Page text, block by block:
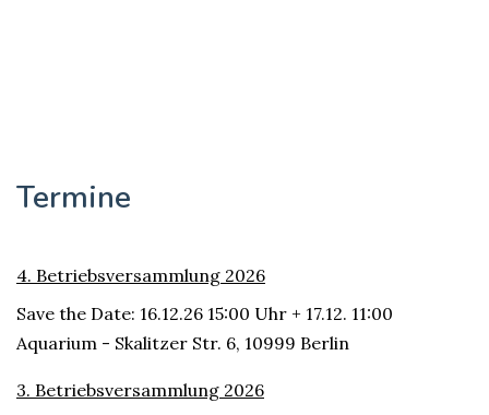
Termine
4. Betriebsversammlung 2026
Save the Date: 16.12.26 15:00 Uhr + 17.12. 11:00
Aquarium - Skalitzer Str. 6, 10999 Berlin
3. Betriebsversammlung 2026